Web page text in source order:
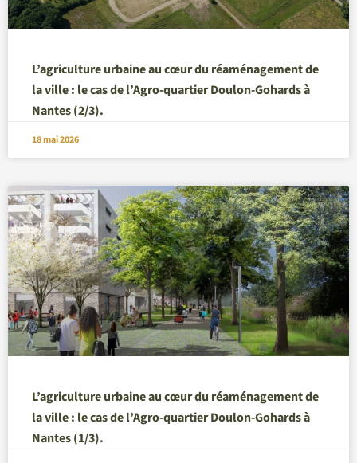
L’agriculture urbaine au cœur du réaménagement de
la ville : le cas de l’Agro-quartier Doulon-Gohards à
Nantes (2/3).
18 mai 2026
L’agriculture urbaine au cœur du réaménagement de
la ville : le cas de l’Agro-quartier Doulon-Gohards à
Nantes (1/3).